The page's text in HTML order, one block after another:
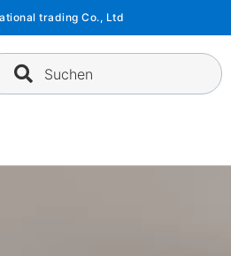
trading Co., Ltd
Suchen